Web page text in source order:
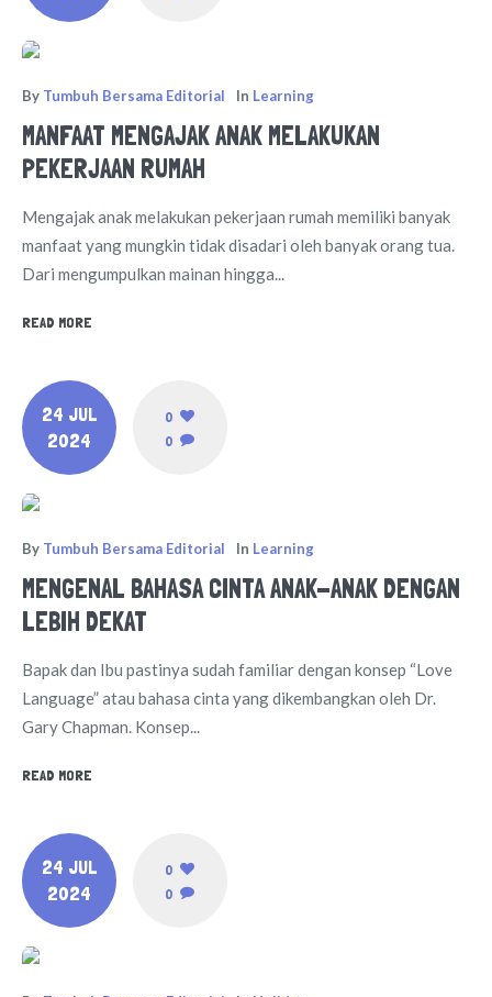
By Tumbuh Bersama Editorial In Learning
MANFAAT MENGAJAK ANAK MELAKUKAN
PEKERJAAN RUMAH
Mengajak anak melakukan pekerjaan rumah memiliki banyak
manfaat yang mungkin tidak disadari oleh banyak orang tua.
Dari mengumpulkan mainan hingga...
READ MORE
24 JUL
2024
0
0
By Tumbuh Bersama Editorial In Learning
MENGENAL BAHASA CINTA ANAK-ANAK DENGAN
LEBIH DEKAT
Bapak dan Ibu pastinya sudah familiar dengan konsep “Love
Language” atau bahasa cinta yang dikembangkan oleh Dr.
Gary Chapman. Konsep...
READ MORE
24 JUL
2024
0
0